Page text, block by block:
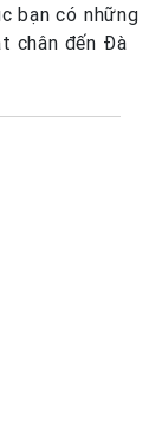
bạn có những
chân đến Đà